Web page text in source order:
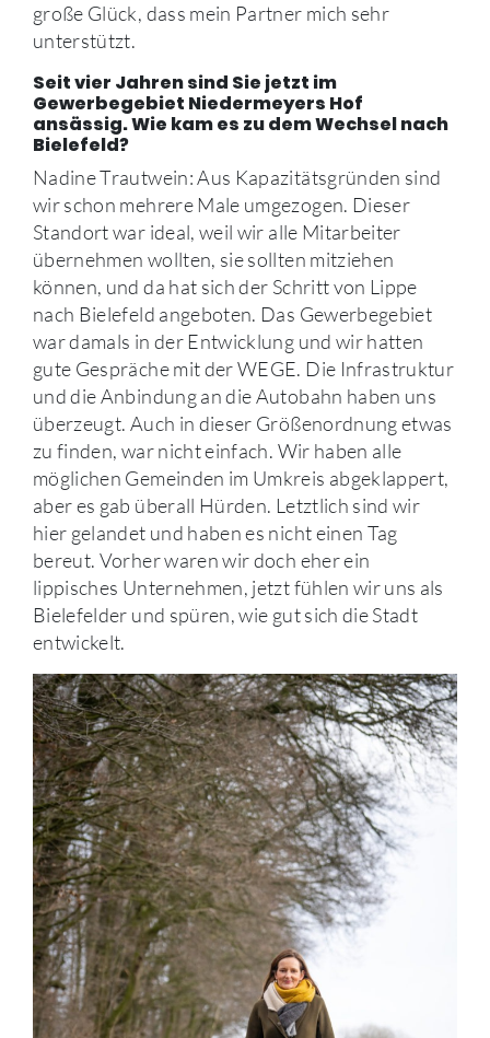
große Glück, dass mein Partner mich sehr
unterstützt.
Seit vier Jahren sind Sie jetzt im
Gewerbegebiet Niedermeyers Hof
ansässig. Wie kam es zu dem Wechsel nach
Bielefeld?
Nadine Trautwein: Aus Kapazitätsgründen sind
wir schon mehrere Male umgezogen. Dieser
Standort war ideal, weil wir alle Mitarbeiter
übernehmen wollten, sie sollten mitziehen
können, und da hat sich der Schritt von Lippe
nach Bielefeld angeboten. Das Gewerbegebiet
war damals in der Entwicklung und wir hatten
gute Gespräche mit der WEGE. Die Infrastruktur
und die Anbindung an die Autobahn haben uns
überzeugt. Auch in dieser Größenordnung etwas
zu finden, war nicht einfach. Wir haben alle
möglichen Gemeinden im Umkreis abgeklappert,
aber es gab überall Hürden. Letztlich sind wir
hier gelandet und haben es nicht einen Tag
bereut. Vorher waren wir doch eher ein
lippisches Unternehmen, jetzt fühlen wir uns als
Bielefelder und spüren, wie gut sich die Stadt
entwickelt.